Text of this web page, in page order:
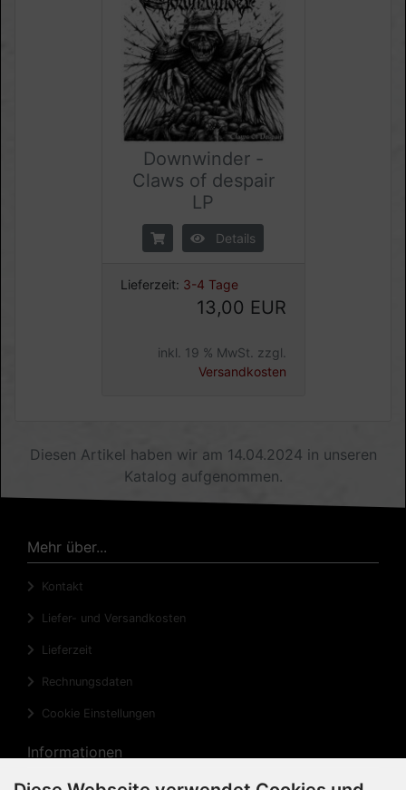
Downwinder -
Claws of despair
LP
Details
Lieferzeit: 3-4 Tage
13,00 EUR
inkl. 19 % MwSt. zzgl.
Versandkosten
Diesen Artikel haben wir am 14.04.2024 in unseren
Katalog aufgenommen.
Mehr über...
Kontakt
Liefer- und Versandkosten
Lieferzeit
Rechnungsdaten
Cookie Einstellungen
Informationen